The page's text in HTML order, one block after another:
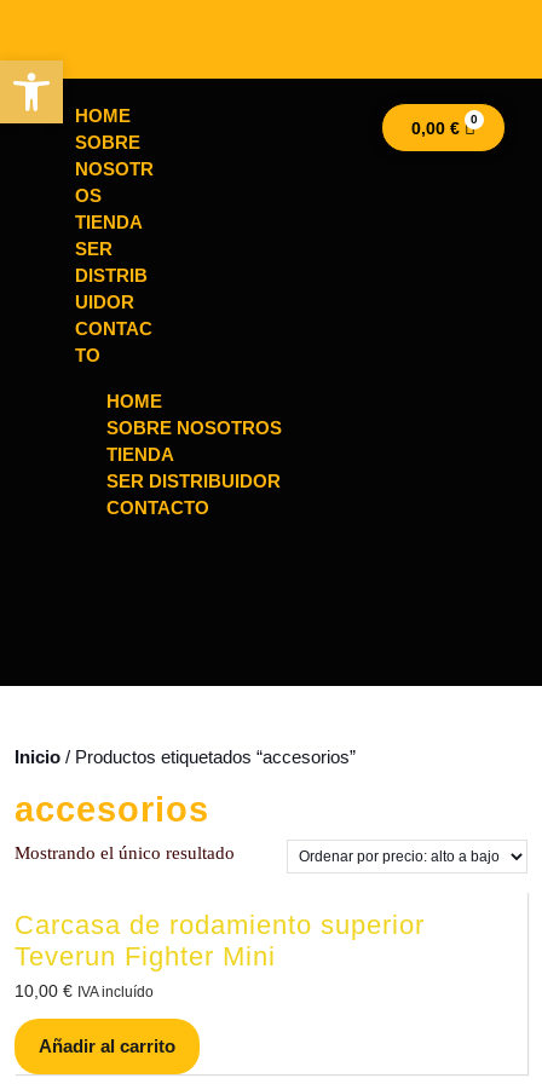
HOME
SOBRE
NOSOTR
OS
TIENDA
SER
DISTRIB
UIDOR
CONTAC
TO
HOME
SOBRE NOSOTROS
TIENDA
SER DISTRIBUIDOR
CONTACTO
0,00 €
Inicio / Productos etiquetados “accesorios”
accesorios
Mostrando el único resultado
Carcasa de rodamiento superior
Teverun Fighter Mini
10,00 € IVA incluído
Añadir al carrito
Abrir barra de herramientas